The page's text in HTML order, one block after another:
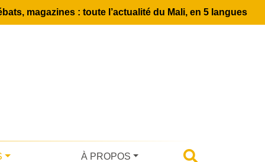
magazines : toute l’actualité du Mali, en 5 langues
À PROPOS